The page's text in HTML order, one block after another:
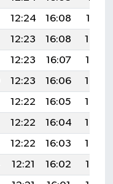
12:24 16:08
19:10
12:23 16:08
19:08
12:23 16:07
19:07
12:23 16:06
19:05
12:22 16:05
19:03
12:22 16:04
19:02
12:22 16:03
19:00
12:21 16:02
18:59